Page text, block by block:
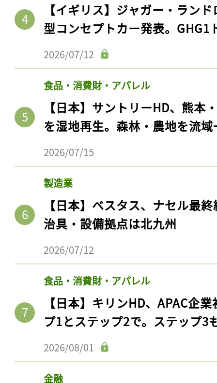
【イギリス】ジャガー・ラン
型コンセプトカー発表。GHG1
2026/07/12
食品・消費財・アパレル
【日本】サントリーHD、熊本
を湿地再生。森林・農地を流
2026/07/15
製造業
【日本】ベスタス、ナセル最
治具・設備拠点は北九州
2026/07/12
食品・消費財・アパレル
【日本】キリンHD、APAC企
プ1とステップ2で。ステップ3
2026/08/01
金融